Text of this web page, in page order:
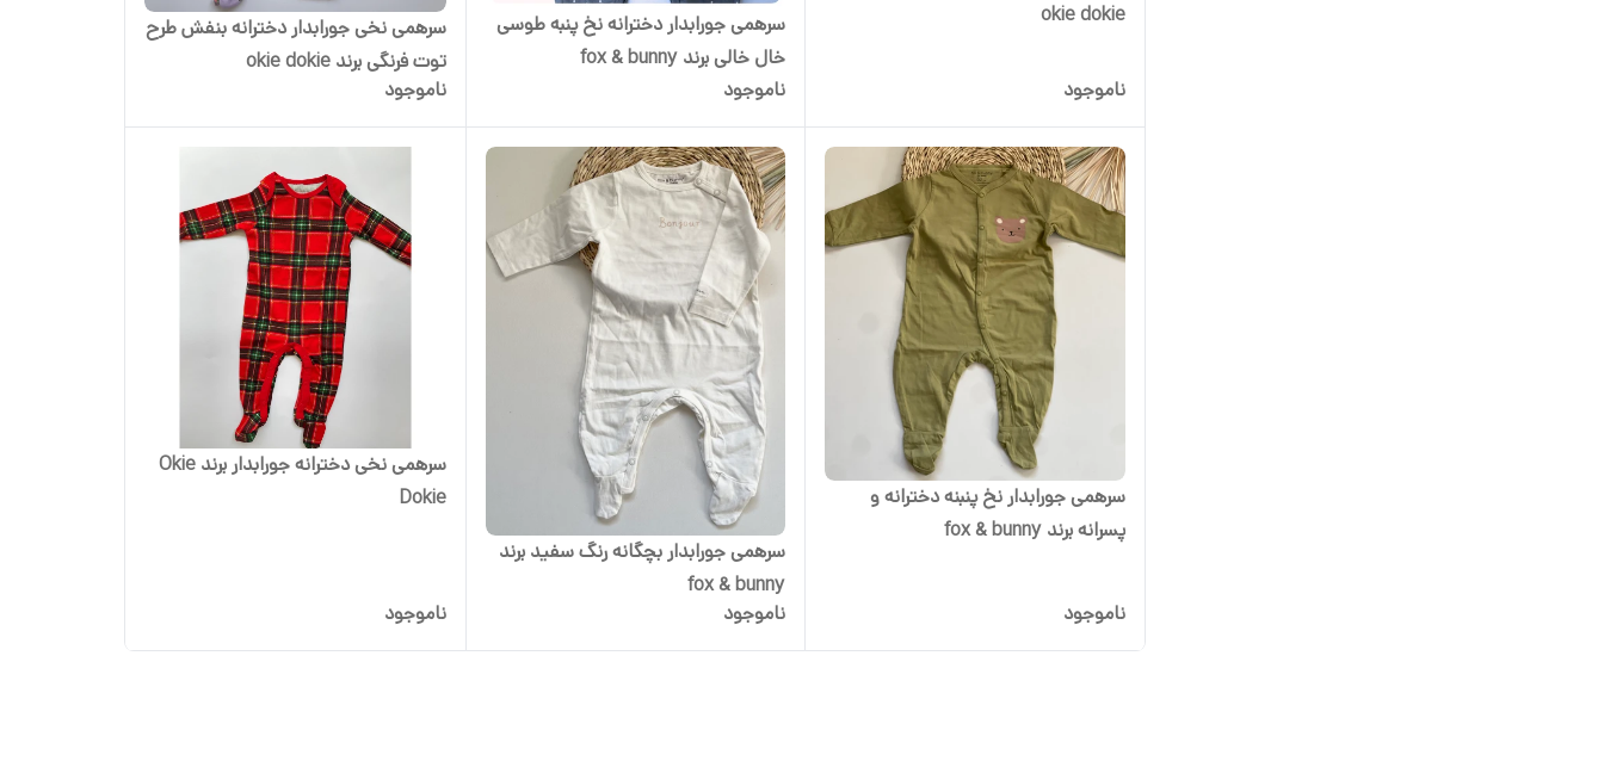
okie dokie
ناموجود
سرهمی جورابدار دخترانه نخ پنبه طوسی
خال خالی برند fox & bunny
ناموجود
سرهمی نخی جورابدار دخترانه بنفش طرح
توت فرنگی برند okie dokie
ناموجود
سرهمی جورابدار نخ پنبنه دخترانه و
پسرانه برند fox & bunny
ناموجود
سرهمی جورابدار بچگانه رنگ سفید برند
fox & bunny
ناموجود
سرهمی نخی دخترانه جورابدار برند Okie
Dokie
ناموجود